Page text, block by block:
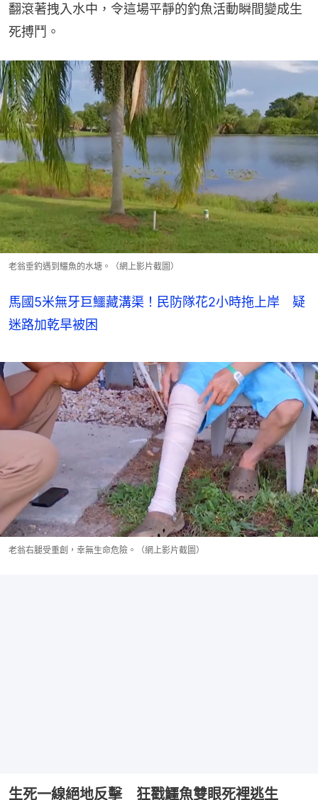
翻滾著拽入水中，令這場平靜的釣魚活動瞬間變成生
死搏鬥。
老翁垂釣遇到鱷魚的水塘。（網上影片截圖）
馬國5米無牙巨鱷藏溝渠！民防隊花2小時拖上岸 疑
迷路加乾旱被困
老翁右腿受重創，幸無生命危險。（網上影片截圖）
生死一線絕地反擊 狂戳鱷魚雙眼死裡逃生